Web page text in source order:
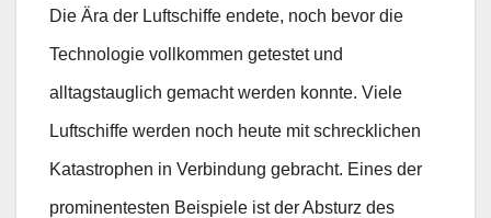
Die Ära der Luftschiffe endete, noch bevor die
Technologie vollkommen getestet und
alltagstauglich gemacht werden konnte. Viele
Luftschiffe werden noch heute mit schrecklichen
Katastrophen in Verbindung gebracht. Eines der
prominentesten Beispiele ist der Absturz des